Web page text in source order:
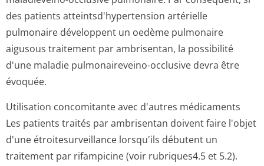
des patients atteintsd'hyper­tension artérielle
pulmonaire développent un oedème pulmonaire
aigusous traitement par ambrisentan, la possibilité
d'une maladie pulmonaireveino-occlusive devra être
évoquée.
Utilisation concomitante avec d'autres médicaments
Les patients traités par ambrisentan doivent faire l'objet
d'une étroitesurveillance lorsqu'ils débutent un
traitement par rifampicine (voir rubriques4.5 et 5­.2).